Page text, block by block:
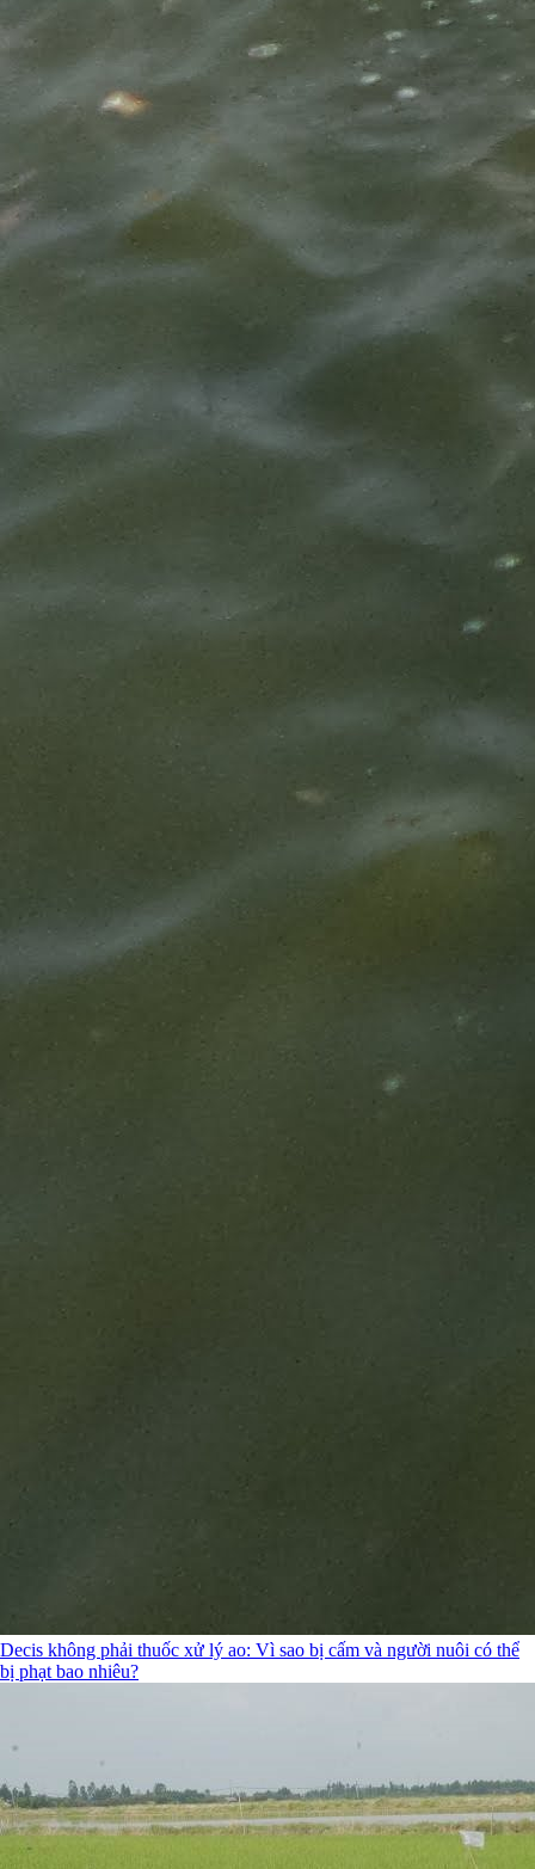
Decis không phải thuốc xử lý ao: Vì sao bị cấm và người nuôi có thể
bị phạt bao nhiêu?